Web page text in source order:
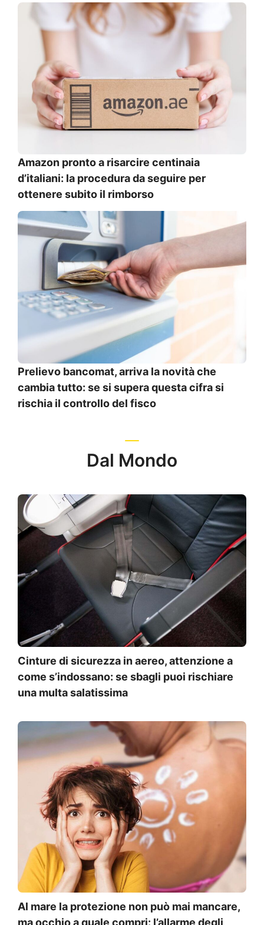
Amazon pronto a risarcire centinaia
d’italiani: la procedura da seguire per
ottenere subito il rimborso
Prelievo bancomat, arriva la novità che
cambia tutto: se si supera questa cifra si
rischia il controllo del fisco
Dal Mondo
Cinture di sicurezza in aereo, attenzione a
come s’indossano: se sbagli puoi rischiare
una multa salatissima
Al mare la protezione non può mai mancare,
ma occhio a quale compri: l’allarme degli